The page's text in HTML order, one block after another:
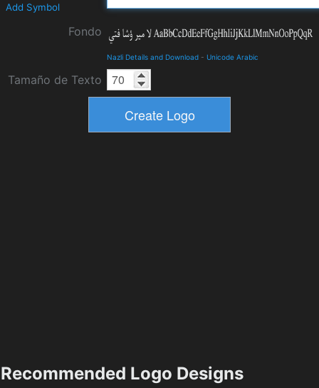
Add Symbol
Fondo
Nazli Details and Download - Unicode Arabic
Tamaño de Texto
Recommended Logo Designs